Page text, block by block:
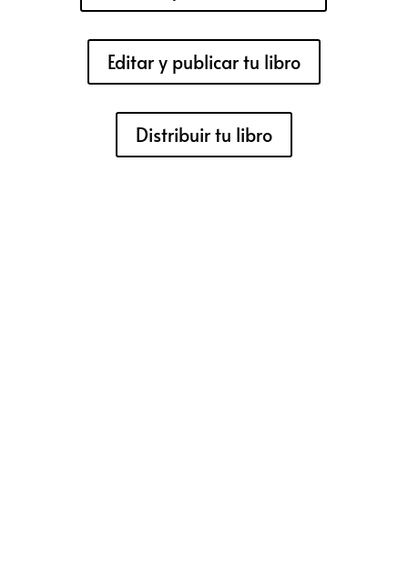
Editar y publicar tu libro
Distribuir tu libro